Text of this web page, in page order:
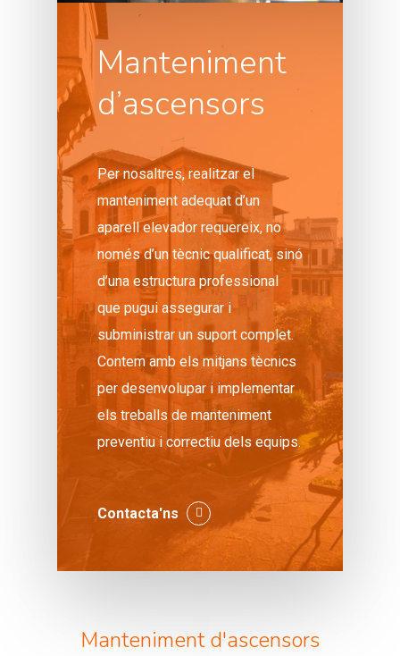
Manteniment
d’ascensors
Per nosaltres, realitzar el
manteniment adequat d’un
aparell elevador requereix, no
només d’un tècnic qualificat, sinó
d’una estructura professional
que pugui assegurar i
subministrar un suport complet.
Contem amb els mitjans tècnics
per desenvolupar i implementar
els treballs de manteniment
preventiu i correctiu dels equips.
Contacta'ns
Manteniment d'ascensors